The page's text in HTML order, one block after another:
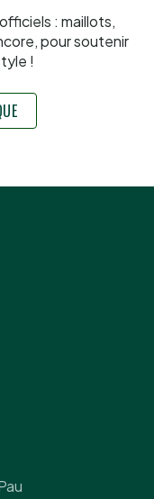
: maillots,
pour soutenir
!